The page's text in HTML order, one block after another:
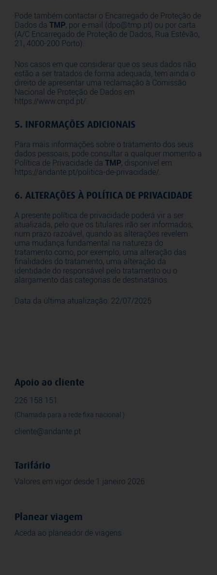
Pode também contactar o Encarregado de Proteção de
Dados da TMP, por e-mail (dpo@tmp.pt) ou por carta
(A/C Encarregado de Proteção de Dados, Rua Estêvão,
21, 4000-200 Porto).
Nos casos em que considerar que os seus dados não
estão a ser tratados de forma adequada, tem ainda o
direito de apresentar uma reclamação à Comissão
Nacional de Proteção de Dados em
https://www.cnpd.pt/.
5. INFORMAÇÕES ADICIONAIS
Para mais informações sobre o tratamento dos seus
dados pessoais, pode consultar a qualquer momento a
Política de Privacidade da TMP, disponível em
https://andante.pt/politica-de-privacidade/.
6. ALTERAÇÕES À POLÍTICA DE PRIVACIDADE
A presente política de privacidade poderá vir a ser
atualizada, pelo que os titulares irão ser informados,
num prazo razoável, quando as alterações revelem
uma mudança fundamental na natureza do
tratamento como, por exemplo, uma alteração das
finalidades do tratamento, uma alteração da
identidade do responsável pelo tratamento ou o
alargamento das categorias de destinatários.
Data da última atualização: 22/07/2025
Apoio ao cliente
226 158 151
(Chamada para a rede fixa nacional )
cliente@andante.pt
Tarifário
Valores em vigor desde 1 janeiro 2026
Planear viagem
Aceda ao planeador de viagens